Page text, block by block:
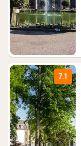
7.1